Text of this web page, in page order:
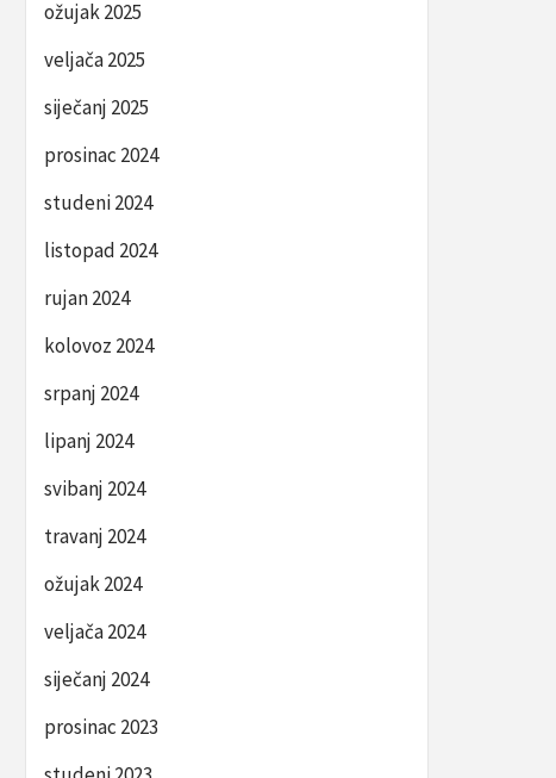
ožujak 2025
veljača 2025
siječanj 2025
prosinac 2024
studeni 2024
listopad 2024
rujan 2024
kolovoz 2024
srpanj 2024
lipanj 2024
svibanj 2024
travanj 2024
ožujak 2024
veljača 2024
siječanj 2024
prosinac 2023